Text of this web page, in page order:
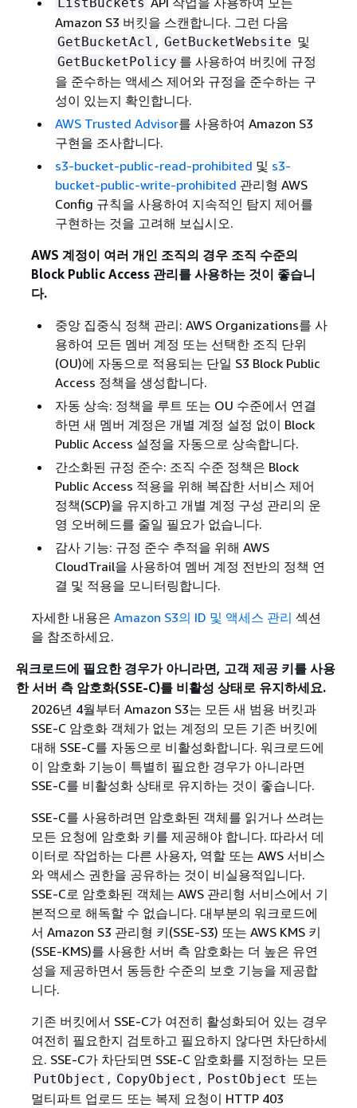
Amazon S3 버킷을 스캔합니다. 그런 다음
GetBucketAcl , GetBucketWebsite 및
GetBucketPolicy 를 사용하여 버킷에 규정
을 준수하는 액세스 제어와 규정을 준수하는 구
성이 있는지 확인합니다.
AWS Trusted Advisor를 사용하여 Amazon S3
구현을 조사합니다.
s3-bucket-public-read-prohibited 및 s3-
bucket-public-write-prohibited 관리형 AWS
Config 규칙을 사용하여 지속적인 탐지 제어를
구현하는 것을 고려해 보십시오.
AWS 계정이 여러 개인 조직의 경우 조직 수준의
Block Public Access 관리를 사용하는 것이 좋습니
다.
중앙 집중식 정책 관리: AWS Organizations를 사
용하여 모든 멤버 계정 또는 선택한 조직 단위
(OU)에 자동으로 적용되는 단일 S3 Block Public
Access 정책을 생성합니다.
자동 상속: 정책을 루트 또는 OU 수준에서 연결
하면 새 멤버 계정은 개별 계정 설정 없이 Block
Public Access 설정을 자동으로 상속합니다.
간소화된 규정 준수: 조직 수준 정책은 Block
Public Access 적용을 위해 복잡한 서비스 제어
정책(SCP)을 유지하고 개별 계정 구성 관리의 운
영 오버헤드를 줄일 필요가 없습니다.
감사 기능: 규정 준수 추적을 위해 AWS
CloudTrail을 사용하여 멤버 계정 전반의 정책 연
결 및 적용을 모니터링합니다.
자세한 내용은 Amazon S3의 ID 및 액세스 관리 섹션
을 참조하세요.
워크로드에 필요한 경우가 아니라면, 고객 제공 키를 사용
한 서버 측 암호화(SSE-C)를 비활성 상태로 유지하세요.
2026년 4월부터 Amazon S3는 모든 새 범용 버킷과
SSE-C 암호화 객체가 없는 계정의 모든 기존 버킷에
대해 SSE-C를 자동으로 비활성화합니다. 워크로드에
이 암호화 기능이 특별히 필요한 경우가 아니라면
SSE-C를 비활성화 상태로 유지하는 것이 좋습니다.
SSE-C를 사용하려면 암호화된 객체를 읽거나 쓰려는
모든 요청에 ​​암호화 키를 제공해야 합니다. 따라서 데
이터로 작업하는 다른 사용자, 역할 또는 AWS 서비스
와 액세스 권한을 공유하는 것이 비실용적입니다.
SSE-C로 암호화된 객체는 AWS 관리형 서비스에서 기
본적으로 해독할 수 없습니다. 대부분의 워크로드에
서 Amazon S3 관리형 키(SSE-S3) 또는 AWS KMS 키
(SSE-KMS)를 사용한 서버 측 암호화는 더 높은 유연
성을 제공하면서 동등한 수준의 보호 기능을 제공합
니다.
기존 버킷에서 SSE-C가 여전히 활성화되어 있는 경우
여전히 필요한지 검토하고 필요하지 않다면 차단하세
요. SSE-C가 차단되면 SSE-C 암호화를 지정하는 모든
PutObject , CopyObject , PostObject 또는
멀티파트 업로드 또는 복제 요청이 HTTP 403